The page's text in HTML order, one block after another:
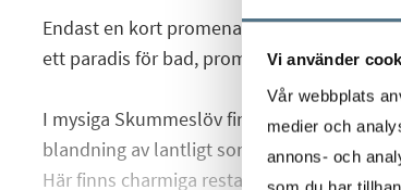
Vi använder
Vår webbplats
medier och
annons- och
Endast en kort promenad bort väntar den
ett paradis för bad, promenader och
I mysiga Skummeslöv finns allting inom
blandning av lantligt sommarboende och
Här finns charmiga restauranger varav